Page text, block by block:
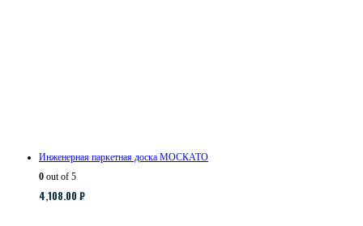
Инженерная паркетная доска МОСКАТО
0 out of 5
4,108.00 ₽